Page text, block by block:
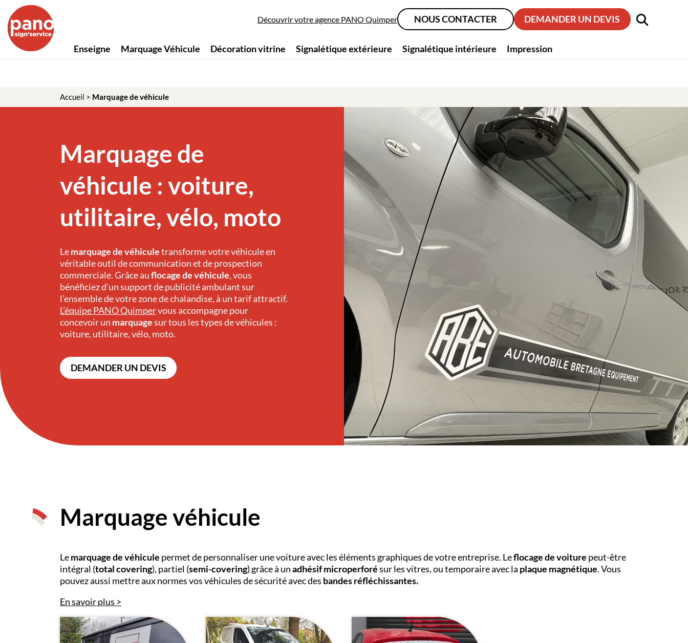
Enseigne Marquage Véhicule Décoration vitrine Signalétique extérieure Signalétique intérieure Impression
Découvrir votre agence PANO Quimper NOUS CONTACTER DEMANDER UN DEVIS
Accueil > Marquage de véhicule
Marquage de
véhicule : voiture,
utilitaire, vélo, moto
Lemarquage de véhiculetransforme votre véhicule en
véritable outil de communication et de prospection
commerciale. Grâce auflocage de véhicule, vous
bénéficiez d’un support de publicité ambulant sur
l’ensemble de votre zone de chalandise, à un tarif attractif.
L’équipePANOQuimpervous accompagne pour
concevoir un marquagesur tous les types de véhicules :
voiture, utilitaire, vélo, moto.
DEMANDER UN DEVIS
Marquage véhicule
Lemarquage de véhicule permet de personnaliser une voiture avec les éléments graphiques de votre entreprise. Leflocage de voiture peut-être
intégral (total covering), partiel (semi-covering) grâce à unadhésif microperforésur les vitres, ou temporaire avec la plaque magnétique. Vous
pouvez aussi mettre aux normes vos véhicules de sécurité avec des bandes réfléchissantes.
En savoir plus